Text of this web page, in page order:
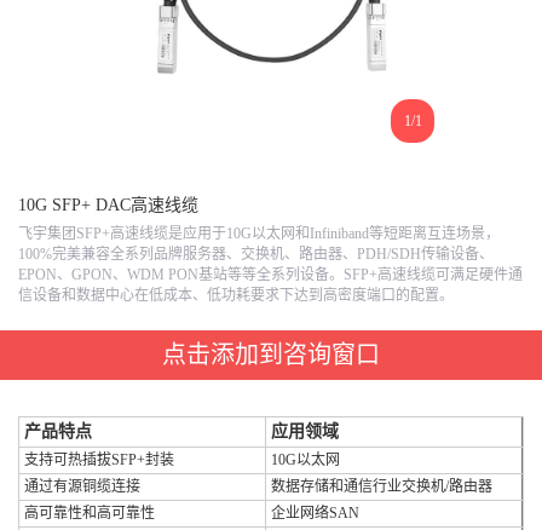
1/1
10G SFP+ DAC高速线缆
飞宇集团SFP+高速线缆是应用于10G以太网和Infiniband等短距离互连场景，
100%完美兼容全系列品牌服务器、交换机、路由器、PDH/SDH传输设备、
EPON、GPON、WDM PON基站等等全系列设备。SFP+高速线缆可满足硬件通
信设备和数据中心在低成本、低功耗要求下达到高密度端口的配置。
点击添加到咨询窗口
产品特点 应用领域
支持可热插拔SFP+封装
10G以太网
通过有源铜缆连接
数据存储和通信行业交换机/路由器
高可靠性和高可靠性
企业网络SAN